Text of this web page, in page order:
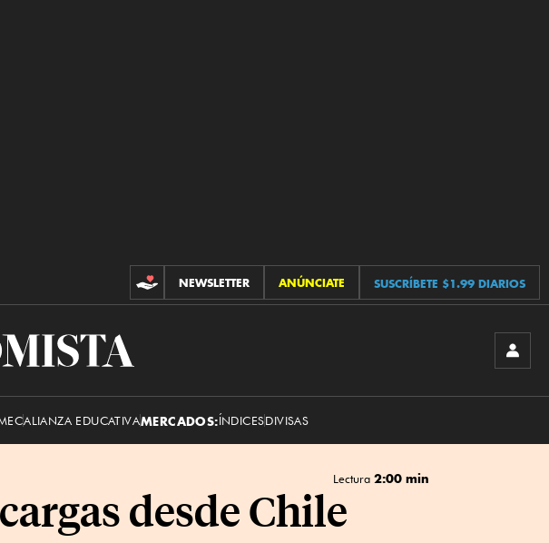
CONTRIBUCIONES
NEWSLETTER ANÚNCIATE SUSCRÍBETE $1.99 DIARIOS
ALIANZA EDUCATIVAMERCADOS:ÍNDICESDIVISAS
Lectura 2:00 min
desde Chile